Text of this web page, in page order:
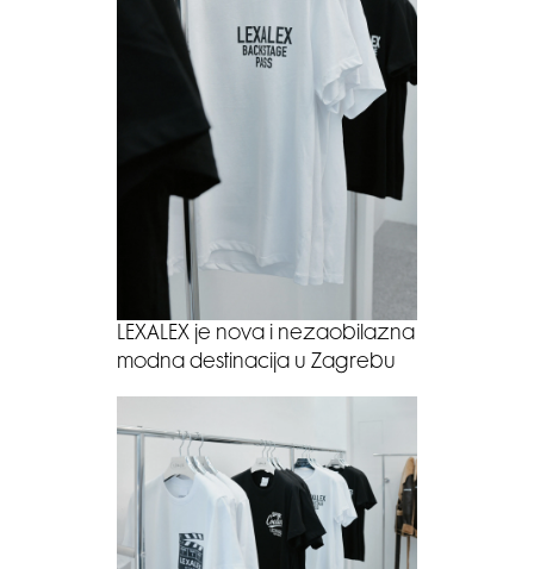
LEXALEX je nova i nezaobilazna
modna destinacija u Zagrebu